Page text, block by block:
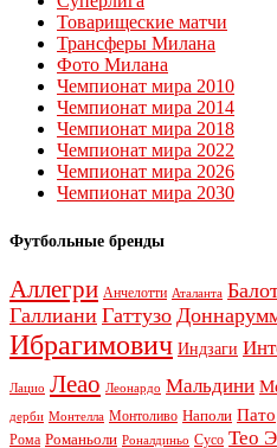
Товарищеские матчи
Трансферы Милана
Фото Милана
Чемпионат мира 2010
Чемпионат мира 2014
Чемпионат мира 2018
Чемпионат мира 2022
Чемпионат мира 2026
Чемпионат мира 2030
Футбольные бренды
Аллегри Анчелотти Аталанта
Галлиани Гаттузо
Ибрагимович Индзаги
Лацио Леао Леонардо Мальдини
дерби Монтелла Монтоливо Наполи Пато
Рома Романьоли Роналдиньо Сусо Тео